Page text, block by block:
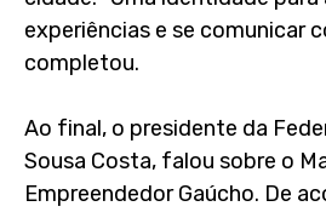
experiências e se comunicar
completou.
Ao final, o presidente da
Sousa Costa, falou sobre o
Empreendedor Gaúcho. De